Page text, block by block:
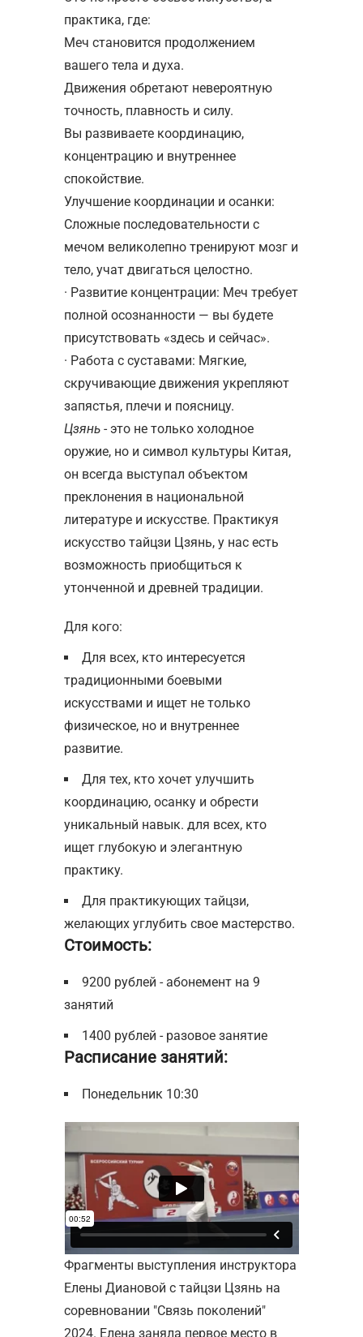
практика, где:
Меч становится продолжением
вашего тела и духа.
Движения обретают невероятную
точность, плавность и силу.
Вы развиваете координацию,
концентрацию и внутреннее
спокойствие.
Улучшение координации и осанки:
Сложные последовательности с
мечом великолепно тренируют мозг и
тело, учат двигаться целостно.
· Развитие концентрации: Меч требует
полной осознанности — вы будете
присутствовать «здесь и сейчас».
· Работа с суставами: Мягкие,
скручивающие движения укрепляют
запястья, плечи и поясницу.
Цзянь - это не только холодное
оружие, но и символ культуры Китая,
он всегда выступал объектом
преклонения в национальной
литературе и искусстве. Практикуя
искусство тайцзи Цзянь, у нас есть
возможность приобщиться к
утонченной и древней традиции.
Для кого:
Для всех, кто интересуется
традиционными боевыми
искусствами и ищет не только
физическое, но и внутреннее
развитие.
Для тех, кто хочет улучшить
координацию, осанку и обрести
уникальный навык. для всех, кто
ищет глубокую и элегантную
практику.
Для практикующих тайцзи,
желающих углубить свое мастерство.
Стоимость:
9200 рублей - абонемент на 9
занятий
1400 рублей - разовое занятие
Расписание занятий:
Понедельник 10:30
Фрагменты выступления инструктора
Елены Диановой с тайцзи Цзянь на
соревновании "Связь поколений"
2024. Елена заняла первое место в